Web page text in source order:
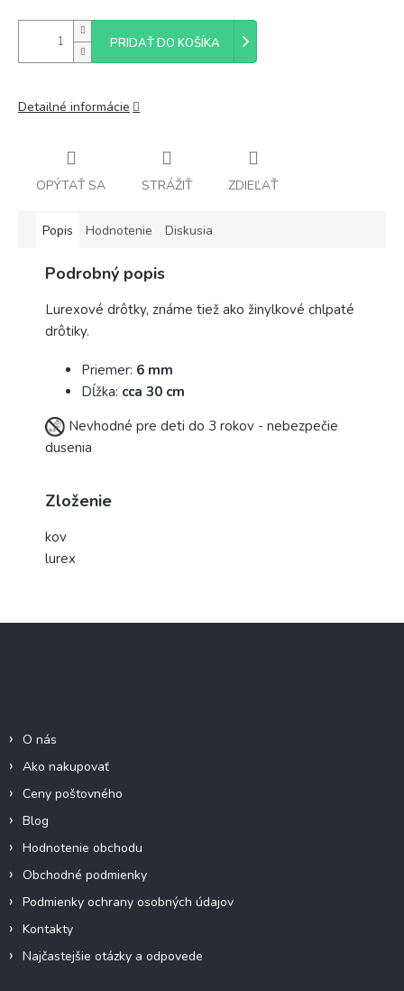
PRIDAŤ DO KOŠÍKA
Detailné informácie
OPÝTAŤ SA STRÁŽIŤ ZDIEĽAŤ
Popis Hodnotenie Diskusia
Podrobný popis
Lurexové drôtky, známe tiež ako žinylkové chlpaté
drôtiky.
Priemer: 6 mm
Dĺžka: cca 30 cm
Nevhodné pre deti do 3 rokov - nebezpečie
dusenia
Zloženie
kov
lurex
O nás
Ako nakupovať
Ceny poštovného
Blog
Hodnotenie obchodu
Obchodné podmienky
Podmienky ochrany osobných údajov
Kontakty
Najčastejšie otázky a odpovede